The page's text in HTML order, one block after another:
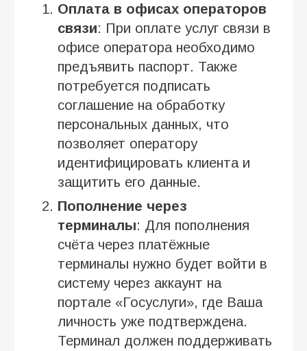
Оплата в офисах операторов
связи: При оплате услуг связи в
офисе оператора необходимо
предъявить паспорт. Также
потребуется подписать
соглашение на обработку
персональных данных, что
позволяет оператору
идентифицировать клиента и
защитить его данные.
Пополнение через
терминалы: Для пополнения
счёта через платёжные
терминалы нужно будет войти в
систему через аккаунт на
портале «Госуслуги», где Ваша
личность уже подтверждена.
Терминал должен поддерживать